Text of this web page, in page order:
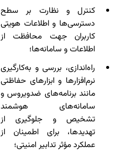
کنترل و نظارت بر سطح
دسترسی‌ها و اطلاعات هویتی
کاربران جهت محافظت از
اطلاعات و سامانه‌ها؛
راه‌اندازی، بررسی و به‌کارگیری
نرم‌افزارها و ابزارهای حفاظتی
مانند برنامه‌های ضدویروس و
سامانه‌های هوشمند
تشخیص و جلوگیری از
تهدیدها، برای اطمینان از
عملکرد مؤثر تدابیر امنیتی؛